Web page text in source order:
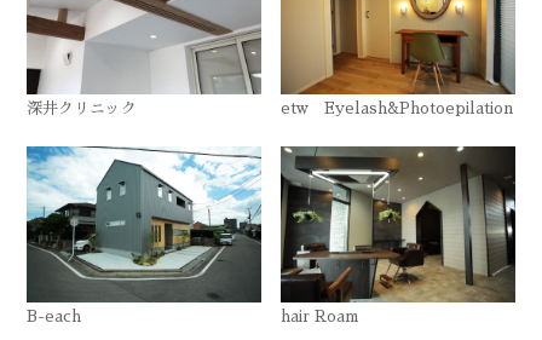
深井クリニック etw Eyelash&Photoepilation
B-each hair Roam